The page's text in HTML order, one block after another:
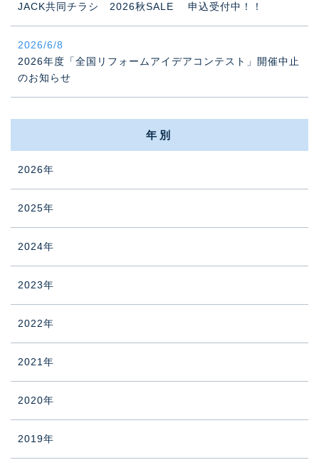
JACK共同チラシ 2026秋SALE 申込受付中！！
2026/6/8
2026年度「全国リフォームアイデアコンテスト」開催中止
のお知らせ
年別
2026年
2025年
2024年
2023年
2022年
2021年
2020年
2019年